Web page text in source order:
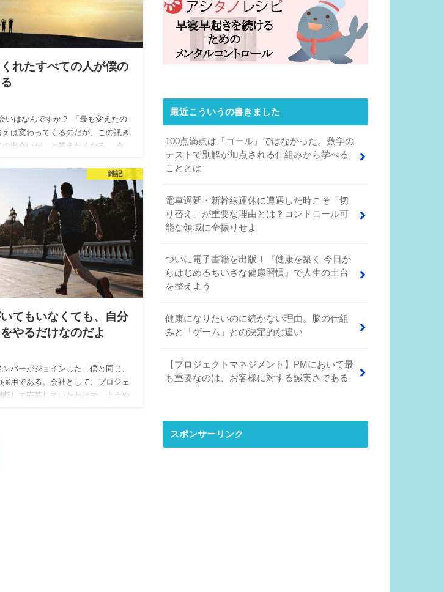
れたすべての人が僕の
いはなんですか？ 「最も変えたの
は変わってくるのだが、この訊き
出会いが」と答えたくなる。 今
雑記
てもいなくても、自分
やるだけなのだよ
バーがジョインした。僕と同じ、
用である。会社として、プロジェ
断して応募していたわけで、ようや
最近こういうの書きました
100点満点は「ゴール」ではなかった。数学の
テストで別解が加点される仕組みから学べる
こととは
電車遅延・新幹線運休に遭遇した時こそ「切
り替え」が重要な理由とは？コントロール可
能な領域に全振りせよ
ついに電子書籍を出版！『健康を築く 今日か
らはじめるちいさな健康習慣』で人生の土台
を整えよう
健康になりたいのに続かない理由。脳の仕組
みと「ゲーム」との決定的な違い
【プロジェクトマネジメント】PMにおいて最
も重要なのは、お客様に対する誠実さである
スポンサーリンク